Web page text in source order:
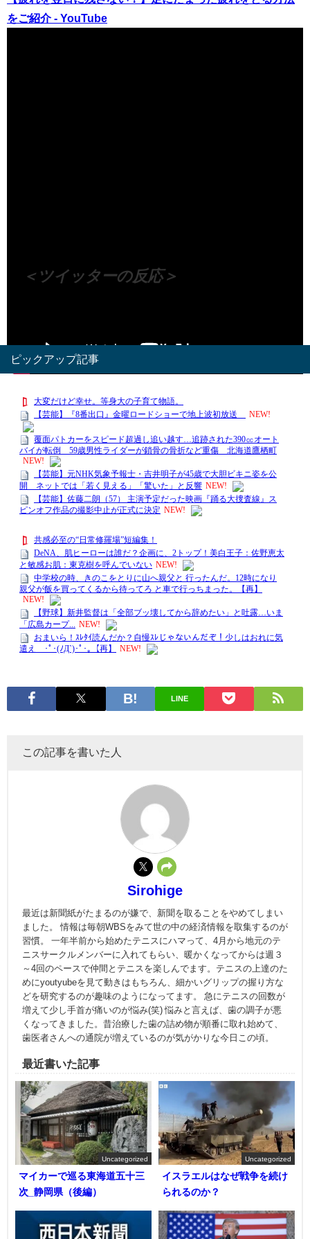
をご紹介 - YouTube
＜ツイッターの反応＞
ピックアップ記事
LINE
この記事を書いた人
Sirohige
最近は新聞紙がたまるのが嫌で、新聞を取ることをやめてしまい
ました。 情報は毎朝WBSをみて世の中の経済情報を取集するのが
習慣。 一年半前から始めたテニスにハマって、4月から地元のテ
ニスサークルメンバーに入れてもらい、暖かくなってからは週３
～4回のペースで仲間とテニスを楽しんでます。テニスの上達のた
めにyoutyubeを見て動きはもちろん、細かいグリップの握り方な
どを研究するのが趣味のようになってます。 急にテニスの回数が
増えて少し手首が痛いのが悩み(笑) 悩みと言えば、歯の調子が悪
くなってきました。昔治療した歯の詰め物が順番に取れ始めて、
歯医者さんへの通院が増えているのが気がかりな今日この頃。
最近書いた記事
Uncategorized
マイカーで巡る東海道五十三
次_静岡県（後編）
Uncategorized
イスラエルはなぜ戦争を続け
られるのか？